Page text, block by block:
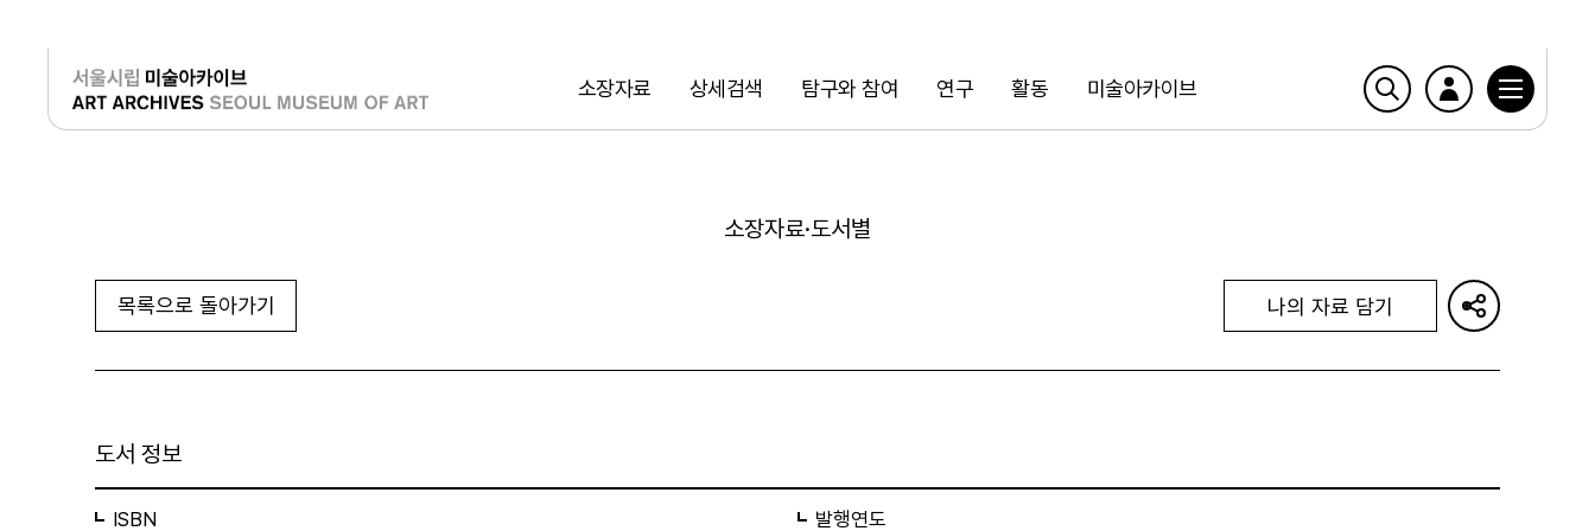
소장자료 상세검색 탐구와 참여 연구 활동 미술아카이브
검색
로그인
소장자료·도서별
목록으로 돌아가기 나의 자료 담기
도서 정보
ISBN 발행연도